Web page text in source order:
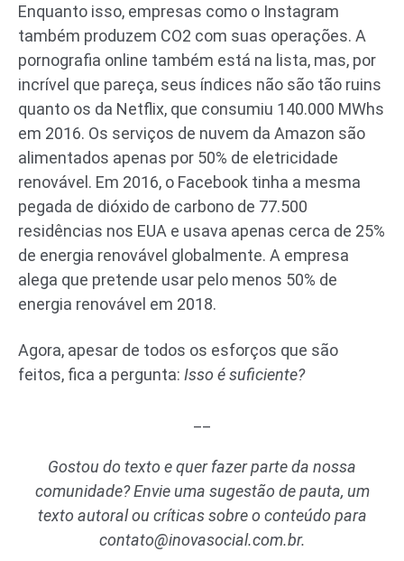
Enquanto isso, empresas como o Instagram
também produzem CO2 com suas operações. A
pornografia online também está na lista, mas, por
incrível que pareça, seus índices não são tão ruins
quanto os da Netflix, que consumiu 140.000 MWhs
em 2016. Os serviços de nuvem da Amazon são
alimentados apenas por 50% de eletricidade
renovável. Em 2016, o Facebook tinha a mesma
pegada de dióxido de carbono de 77.500
residências nos EUA e usava apenas cerca de 25%
de energia renovável globalmente. A empresa
alega que pretende usar pelo menos 50% de
energia renovável em 2018.
Agora, apesar de todos os esforços que são
feitos, fica a pergunta: Isso é suficiente?
Gostou do texto e quer fazer parte da nossa
comunidade? Envie uma sugestão de pauta, um
texto autoral ou críticas sobre o conteúdo para
contato@inovasocial.com.br.